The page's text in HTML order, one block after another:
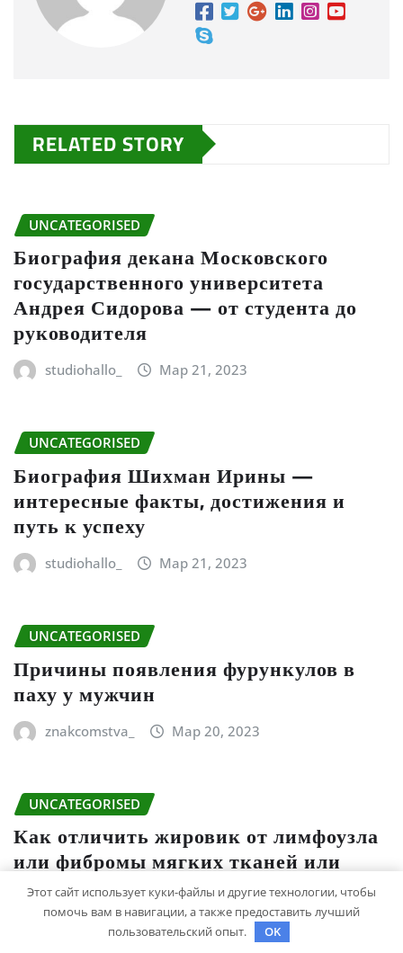
RELATED STORY
UNCATEGORISED
Биография декана Московского
государственного университета
Андрея Сидорова — от студента до
руководителя
studiohallo_ Мар 21, 2023
UNCATEGORISED
Биография Шихман Ирины —
интересные факты, достижения и
путь к успеху
studiohallo_ Мар 21, 2023
UNCATEGORISED
Причины появления фурункулов в
паху у мужчин
znakcomstva_ Мар 20, 2023
UNCATEGORISED
Как отличить жировик от лимфоузла
или фибромы мягких тканей или
гемангиомы
Мар 17, 2023
Этот сайт использует куки-файлы и другие технологии, чтобы
помочь вам в навигации, а также предоставить лучший
пользовательский опыт.
OK